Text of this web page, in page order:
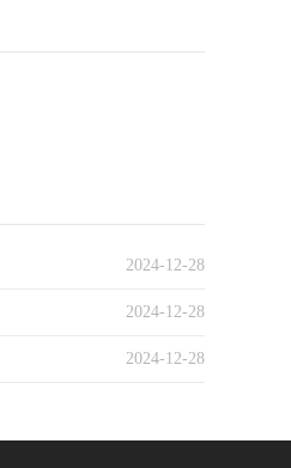
2024-12-28
2024-12-28
2024-12-28